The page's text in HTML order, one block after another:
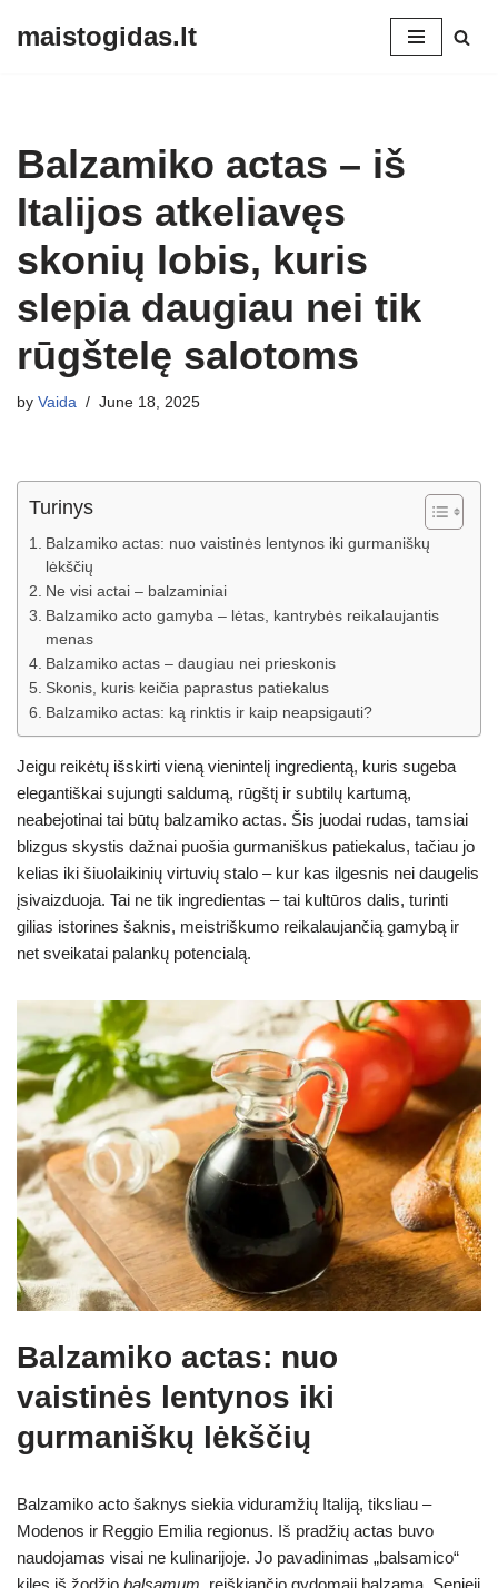
maistogidas.lt
Balzamiko actas – iš
Italijos atkeliavęs
skonių lobis, kuris
slepia daugiau nei tik
rūgštelę salotoms
by Vaida June 18, 2025
Turinys
Balzamiko actas: nuo vaistinės lentynos iki gurmaniškų
lėkščių
Ne visi actai – balzaminiai
Balzamiko acto gamyba – lėtas, kantrybės reikalaujantis
menas
Balzamiko actas – daugiau nei prieskonis
Skonis, kuris keičia paprastus patiekalus
Balzamiko actas: ką rinktis ir kaip neapsigauti?
Jeigu reikėtų išskirti vieną vienintelį ingredientą, kuris sugeba
elegantiškai sujungti saldumą, rūgštį ir subtilų kartumą,
neabejotinai tai būtų balzamiko actas. Šis juodai rudas, tamsiai
blizgus skystis dažnai puošia gurmaniškus patiekalus, tačiau jo
kelias iki šiuolaikinių virtuvių stalo – kur kas ilgesnis nei daugelis
įsivaizduoja. Tai ne tik ingredientas – tai kultūros dalis, turinti
gilias istorines šaknis, meistriškumo reikalaujančią gamybą ir
net sveikatai palankų potencialą.
Balzamiko actas: nuo
vaistinės lentynos iki
gurmaniškų lėkščių
Balzamiko acto šaknys siekia viduramžių Italiją, tiksliau –
Modenos ir Reggio Emilia regionus. Iš pradžių actas buvo
naudojamas visai ne kulinarijoje. Jo pavadinimas „balsamico“
kilęs iš žodžio balsamum, reiškiančio gydomąjį balzamą. Senieji